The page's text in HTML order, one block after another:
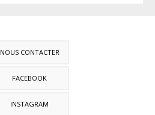
NOUS CONTACTER
FACEBOOK
INSTAGRAM